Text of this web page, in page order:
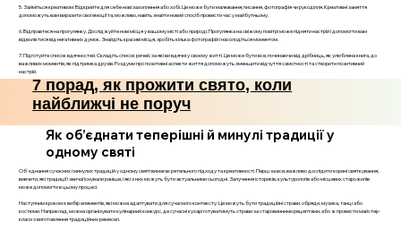
5. Займіться креативом. Відкрийте для себе нові захоплення або хобі. Це може бути малювання, писання, фотографія чи рукоділля. Креативні заняття
допоможуть вам виразити свої емоції та, можливо, навіть знайти новий спосіб провести час у майбутньому.
6. Відправтеся на прогулянку. Досліджуйте нові місця у вашому місті або природі. Прогулянка на свіжому повітрі може підняти настрій і допомогти вам
відволіктися від негативних думок. Знайдіть красиві місця, зробіть кілька фотографій і насолодіться моментом.
7. Підготуйте список вдячностей. Складіть список речей, за які ви вдячні у своєму житті. Це може бути все, починаючи від дрібниць, як улюблена книга, до
важливих моментів, як підтримка друзів. Роздуми про позитивні аспекти життя допоможуть зменшити відчуття самотності та створити позитивний
настрій.
7 порад, як прожити свято, коли
найближчі не поруч
Як об’єднати теперішні й минулі традиції у
одному святі
Об'єднання сучасних і минулих традицій у одному святі вимагає ретельного підходу та креативності. Перш за все, важливо дослідити корені святкування,
вивчити, які традиції і звичаї існували раніше, і які з них можуть бути актуальними сьогодні. Залучення істориків, культурологів або місцевих старожилів
може допомогти в цьому процесі.
Наступним кроком є вибір елементів, які можна адаптувати для сучасного контексту. Це можуть бути традиційні страви, обряди, музика, танці або
костюми. Наприклад, можна організувати кулінарний конкурс, де сучасні кухарі готуватимуть страви за старовинними рецептами, або ж провести майстер-
класи з виготовлення традиційних ремесел.